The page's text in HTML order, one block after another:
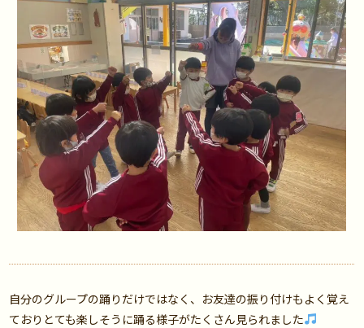
自分のグループの踊りだけではなく、お友達の振り付けもよく覚え
ておりとても楽しそうに踊る様子がたくさん見られました